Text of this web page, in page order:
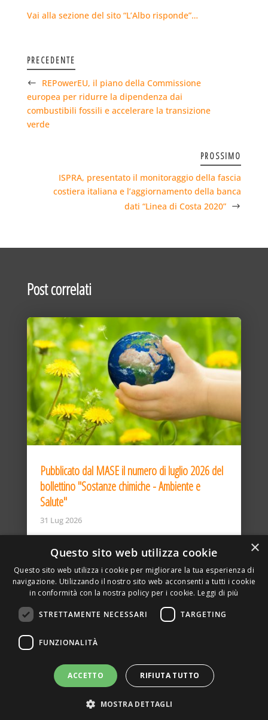
Vai alla sezione del sito “L’Albo risponde”…
PRECEDENTE
REPowerEU, il piano della Commissione
europea per ridurre la dipendenza dai
combustibili fossili e accelerare la transizione
verde
PROSSIMO
ISPRA, presentato il monitoraggio della fascia
costiera italiana e l’aggiornamento della banca
dati “Linea di Costa 2020”
Post correlati
Pubblicato dal MASE il numero di luglio 2026 del
bollettino "Sostanze chimiche - Ambiente e
Salute"
31 Lug 2026
DELLA TORRE, 15 – 20127 – MILANO – P. IVA
SITO REALIZZATO DA GRAFICAEFOTO WEB AGENCY –
PARTNER SINTEL
×
Questo sito web utilizza cookie
Questo sito web utilizza i cookie per migliorare la tua esperienza di
navigazione. Utilizzando il nostro sito web acconsenti a tutti i cookie
in conformità con la nostra policy per i cookie. Leggi di più
STRETTAMENTE NECESSARI TARGETING
FUNZIONALITÀ
ACCETTO RIFIUTA TUTTO
MOSTRA DETTAGLI